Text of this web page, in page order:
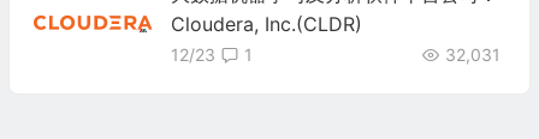
Cloudera, Inc.(CLDR)
12/23 32,031
1